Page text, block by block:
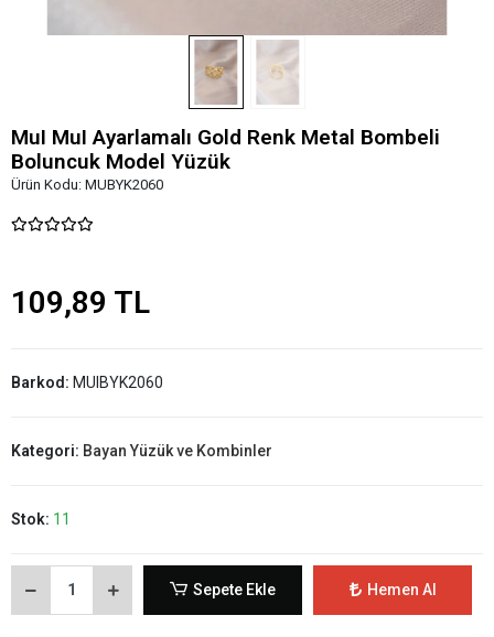
MuI MuI Ayarlamalı Gold Renk Metal Bombeli
Boluncuk Model Yüzük
Ürün Kodu: MUBYK2060
109,89 TL
Barkod: MUIBYK2060
Kategori: Bayan Yüzük ve Kombinler
Stok: 11
Sepete Ekle Hemen Al